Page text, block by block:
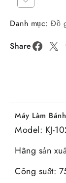
Danh mục: Đồ
Share
Máy Làm
Model: KJ-
Hãng sản
Công suất: